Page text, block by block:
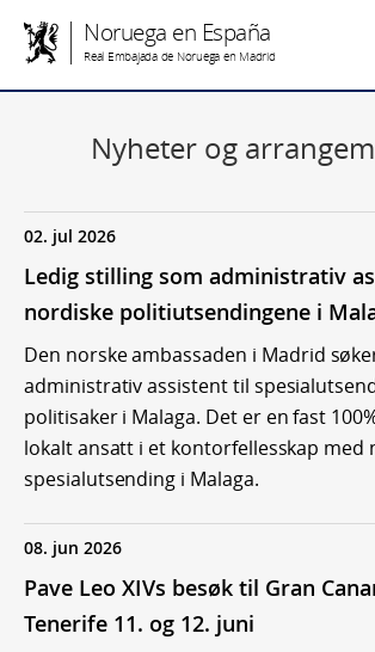
Noruega en España
Real Embajada de Noruega en Madrid
Nyheter og
02. jul 2026
Ledig stilling som administrativ
nordiske politiutsendingene i
Den norske ambassaden i Madrid
administrativ assistent til
politisaker i Malaga. Det er en fast
lokalt ansatt i et kontorfellesskap med
spesialutsending i Malaga.
08. jun 2026
Pave Leo XIVs besøk til Gran
Tenerife 11. og 12. juni